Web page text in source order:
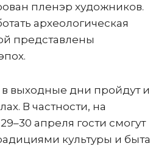
пленэр художников.
археологическая
представлены
выходные дни пройдут и
В частности, на
апреля гости смогут
культуры и быта